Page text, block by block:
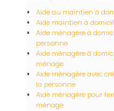
Aide au maintien à
Aide maintien à
Aide ménagère à
personne
Aide ménagère à
ménage
Aide ménagère avec
la personne
Aide ménagère pour
ménage